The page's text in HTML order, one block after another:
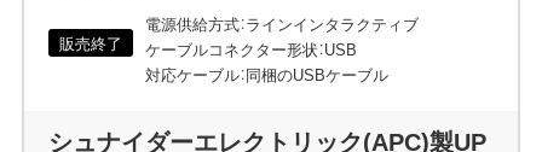
販売終了
電源供給方式：ラインインタラクティブ
ケーブルコネクター形状：USB
対応ケーブル：同梱のUSBケーブル
シュナイダーエレクトリック(APC)製UP